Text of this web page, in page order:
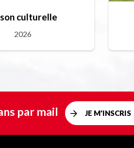
culturelle
2026
par mail JE M'INSCRIS